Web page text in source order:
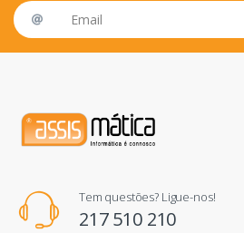
Email address
Tem questões? Ligue-nos!
217 510 210